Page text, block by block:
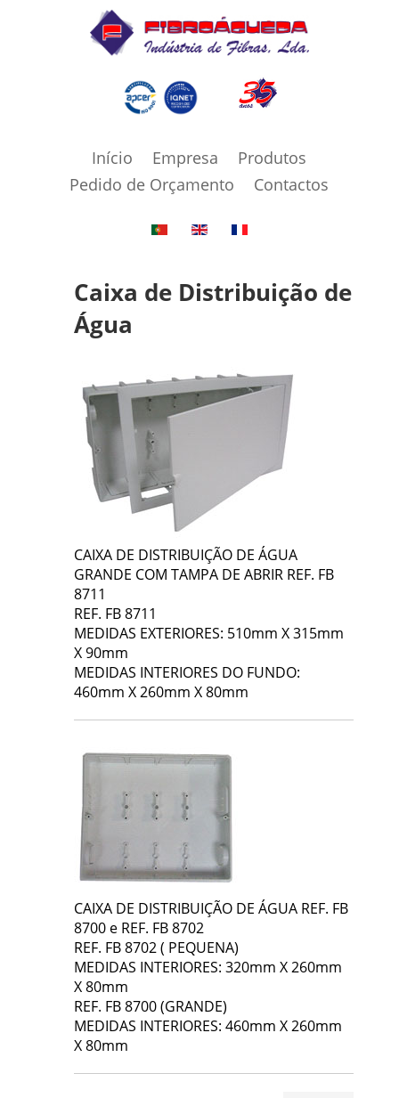
Início Empresa
Produtos
Pedido de Orçamento
Contactos
Caixa de Distribuição de
Água
CAIXA DE DISTRIBUIÇÃO DE ÁGUA
GRANDE COM TAMPA DE ABRIR REF. FB
8711
REF. FB 8711
MEDIDAS EXTERIORES: 510mm X 315mm
X 90mm
MEDIDAS INTERIORES DO FUNDO:
460mm X 260mm X 80mm
CAIXA DE DISTRIBUIÇÃO DE ÁGUA REF. FB
8700 e REF. FB 8702
REF. FB 8702 ( PEQUENA)
MEDIDAS INTERIORES: 320mm X 260mm
X 80mm
REF. FB 8700 (GRANDE)
MEDIDAS INTERIORES: 460mm X 260mm
X 80mm